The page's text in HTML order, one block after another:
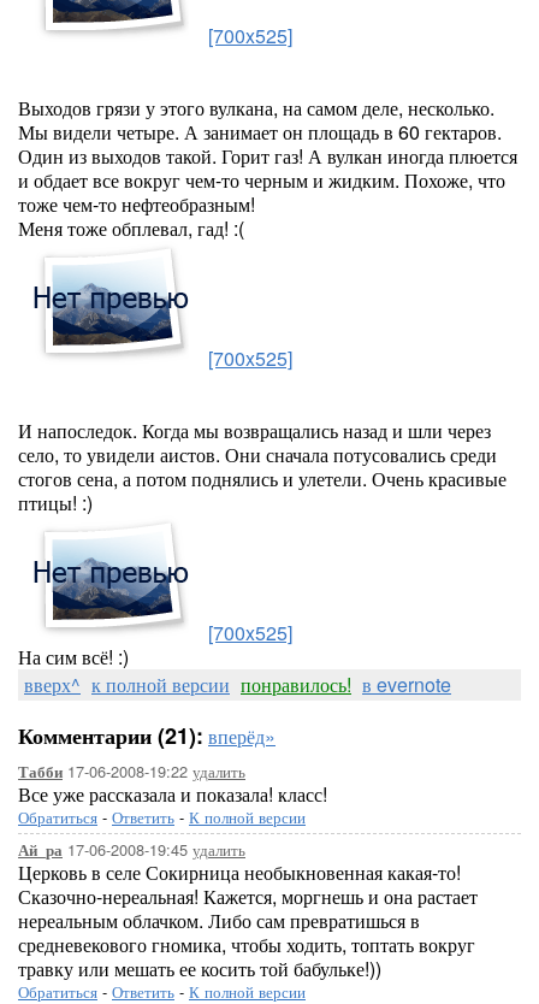
[700x525]
Выходов грязи у этого вулкана, на самом деле, несколько.
Мы видели четыре. А занимает он площадь в 60 гектаров.
Один из выходов такой. Горит газ! А вулкан иногда плюется
и обдает все вокруг чем-то черным и жидким. Похоже, что
тоже чем-то нефтеобразным!
Меня тоже обплевал, гад! :(
[700x525]
И напоследок. Когда мы возвращались назад и шли через
село, то увидели аистов. Они сначала потусовались среди
стогов сена, а потом поднялись и улетели. Очень красивые
птицы! :)
[700x525]
На сим всё! :)
вверх^ к полной версии понравилось! в evernote
Комментарии (21): вперёд»
Табби 17-06-2008-19:22 удалить
Все уже рассказала и показала! класс!
Обратиться - Ответить - К полной версии
Ай_ра 17-06-2008-19:45 удалить
Церковь в селе Сокирница необыкновенная какая-то!
Сказочно-нереальная! Кажется, моргнешь и она растает
нереальным облачком. Либо сам превратишься в
средневекового гномика, чтобы ходить, топтать вокруг
травку или мешать ее косить той бабульке!))
Обратиться - Ответить - К полной версии